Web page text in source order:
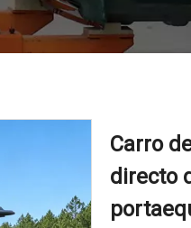
Carro
directo